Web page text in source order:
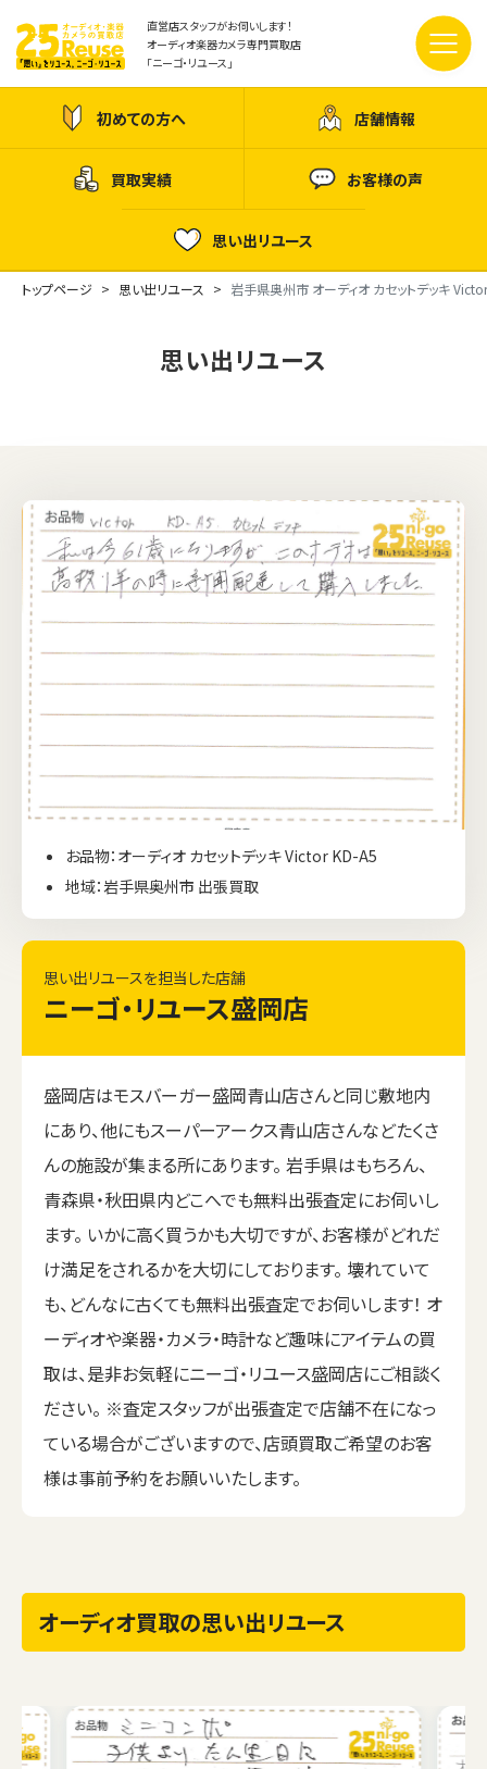
直営店スタッフがお伺いします！
オーディオ楽器カメラ専門買取店
「ニーゴ・リユース」
初めての方へ 店舗情報
買取実績 お客様の声
思い出リユース
トップページ 思い出リユース 岩手県奥州市 オーディオ カセットデッキ
思い出リユース
お品物：オーディオ カセットデッキ Victor KD-A5
地域：岩手県奥州市 出張買取
思い出リユースを担当した店舗
ニーゴ・リユース盛岡店
盛岡店はモスバーガー盛岡青山店さんと同じ敷地内
にあり、他にもスーパーアークス青山店さんなどたくさ
んの施設が集まる所にあります。 岩手県はもちろん、
青森県・秋田県内どこへでも無料出張査定にお伺いし
ます。 いかに高く買うかも大切ですが、お客様がどれだ
け満足をされるかを大切にしております。 壊れていて
も、どんなに古くても無料出張査定でお伺いします！ オ
ーディオや楽器・カメラ・時計など趣味にアイテムの買
取は、是非お気軽にニーゴ・リユース盛岡店にご相談く
ださい。 ※査定スタッフが出張査定で店舗不在になっ
ている場合がございますので、店頭買取ご希望のお客
様は事前予約をお願いいたします。
オーディオ買取の思い出リユース